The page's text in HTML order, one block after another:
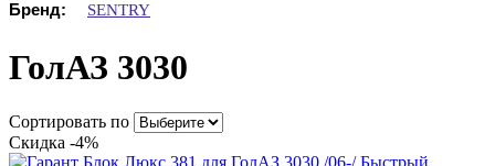
Бренд: SENTRY
ГолАЗ 3030
Сортировать по
Скидка -4%
Быстрый